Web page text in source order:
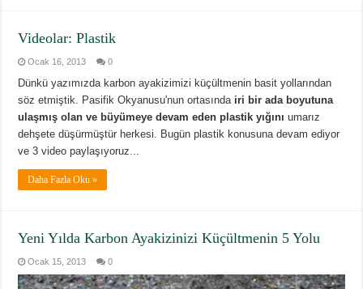
Videolar: Plastik
Ocak 16, 2013 0
Dünkü yazımızda karbon ayakizimizi küçültmenin basit yollarından
söz etmiştik. Pasifik Okyanusu'nun ortasında iri bir ada boyutuna
ulaşmış olan ve büyümeye devam eden plastik yığını umarız
dehşete düşürmüştür herkesi. Bugün plastik konusuna devam ediyor
ve 3 video paylaşıyoruz...
Daha Fazla Oku »
Yeni Yılda Karbon Ayakizinizi Küçültmenin 5 Yolu
Ocak 15, 2013 0